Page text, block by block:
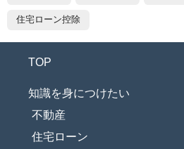
住宅ローン控除
TOP
知識を身につけたい
不動産
住宅ローン